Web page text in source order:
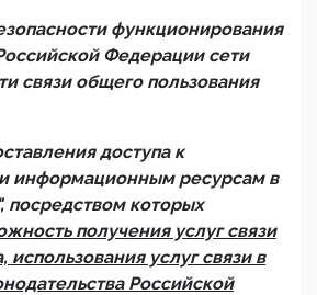
функционирования
Федерации сети
связи общего пользования
доступа к
информационным ресурсам в
посредством которых
получения услуг связи
использования услуг связи в
Российской